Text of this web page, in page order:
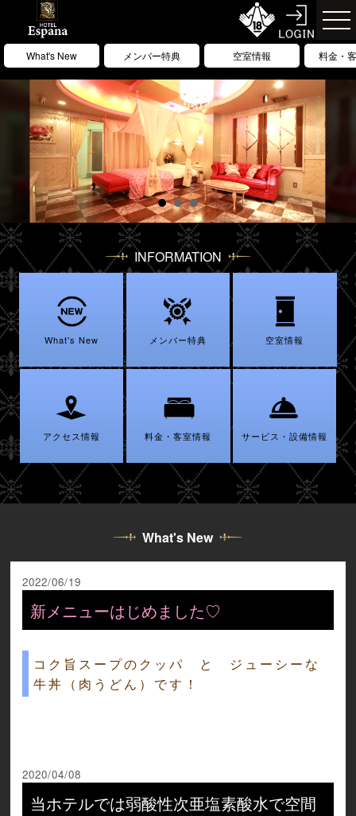
What's New メンバー特典 空室情報 料金・
INFORMATION
What's New メンバー特典 空室情報
アクセス情報 料金・客室情報 サービス・設備情報
What's New
2022/06/19
新メニューはじめました♡
コク旨スープのクッパ と ジューシーな
牛丼（肉うどん）です！
2020/04/08
当ホテルでは弱酸性次亜塩素酸水で空間